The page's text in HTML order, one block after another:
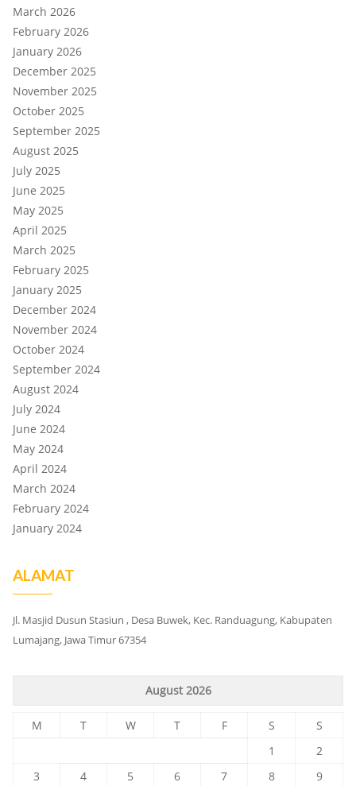
March 2026
February 2026
January 2026
December 2025
November 2025
October 2025
September 2025
August 2025
July 2025
June 2025
May 2025
April 2025
March 2025
February 2025
January 2025
December 2024
November 2024
October 2024
September 2024
August 2024
July 2024
June 2024
May 2024
April 2024
March 2024
February 2024
January 2024
ALAMAT
Jl. Masjid Dusun Stasiun , Desa Buwek, Kec. Randuagung, Kabupaten
Lumajang, Jawa Timur 67354
August 2026
M T W T F S
S
1
2
3
4 5 6 7 8
9